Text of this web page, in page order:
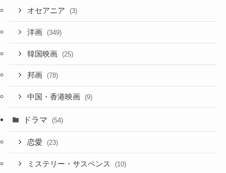
オセアニア (3)
洋画 (349)
韓国映画 (25)
邦画 (78)
中国・香港映画 (9)
ドラマ (54)
恋愛 (23)
ミステリー・サスペンス (10)